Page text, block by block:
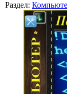
Раздел: